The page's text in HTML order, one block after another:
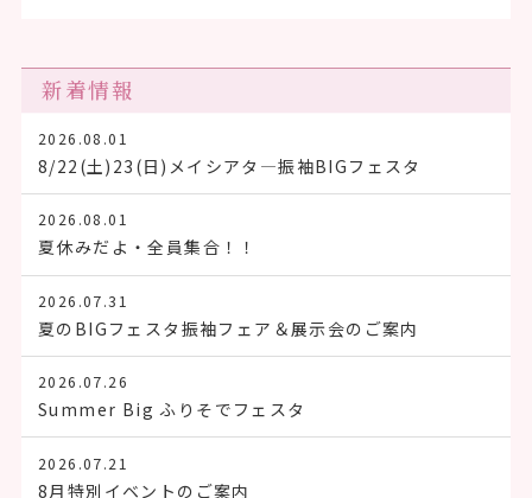
新着情報
2026.08.01
8/22(土)23(日)メイシアタ―振袖BIGフェスタ
2026.08.01
夏休みだよ・全員集合！！
2026.07.31
夏のBIGフェスタ振袖フェア＆展示会のご案内
2026.07.26
Summer Big ふりそでフェスタ
2026.07.21
8月特別イベントのご案内